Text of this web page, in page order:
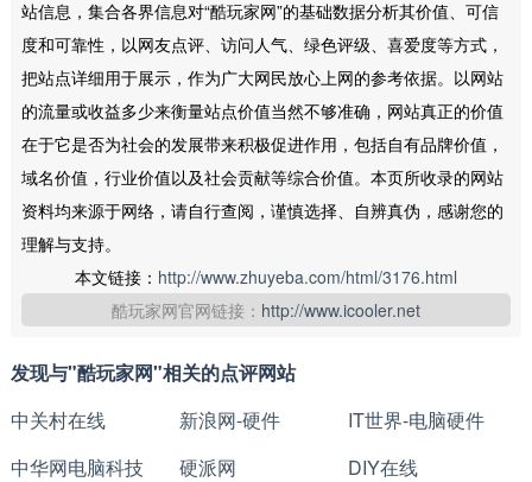
站信息，集合各界信息对“酷玩家网”的基础数据分析其价值、可信
度和可靠性，以网友点评、访问人气、绿色评级、喜爱度等方式，
把站点详细用于展示，作为广大网民放心上网的参考依据。以网站
的流量或收益多少来衡量站点价值当然不够准确，网站真正的价值
在于它是否为社会的发展带来积极促进作用，包括自有品牌价值，
域名价值，行业价值以及社会贡献等综合价值。本页所收录的网站
资料均来源于网络，请自行查阅，谨慎选择、自辨真伪，感谢您的
理解与支持。
本文链接： http://www.zhuyeba.com/html/3176.html
酷玩家网官网链接： http://www.icooler.net
发现与"酷玩家网"相关的点评网站
中关村在线
新浪网-硬件
IT世界-电脑硬件
中华网电脑科技
硬派网
DIY在线